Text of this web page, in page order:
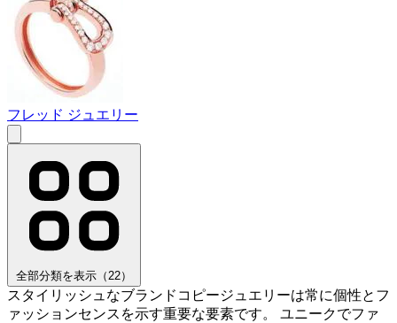
フレッド ジュエリー
全部分類を表示（22）
スタイリッシュなブランドコピージュエリーは常に個性とフ
ァッションセンスを示す重要な要素です。 ユニークでファ